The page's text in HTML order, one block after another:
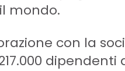
mondo.
con la